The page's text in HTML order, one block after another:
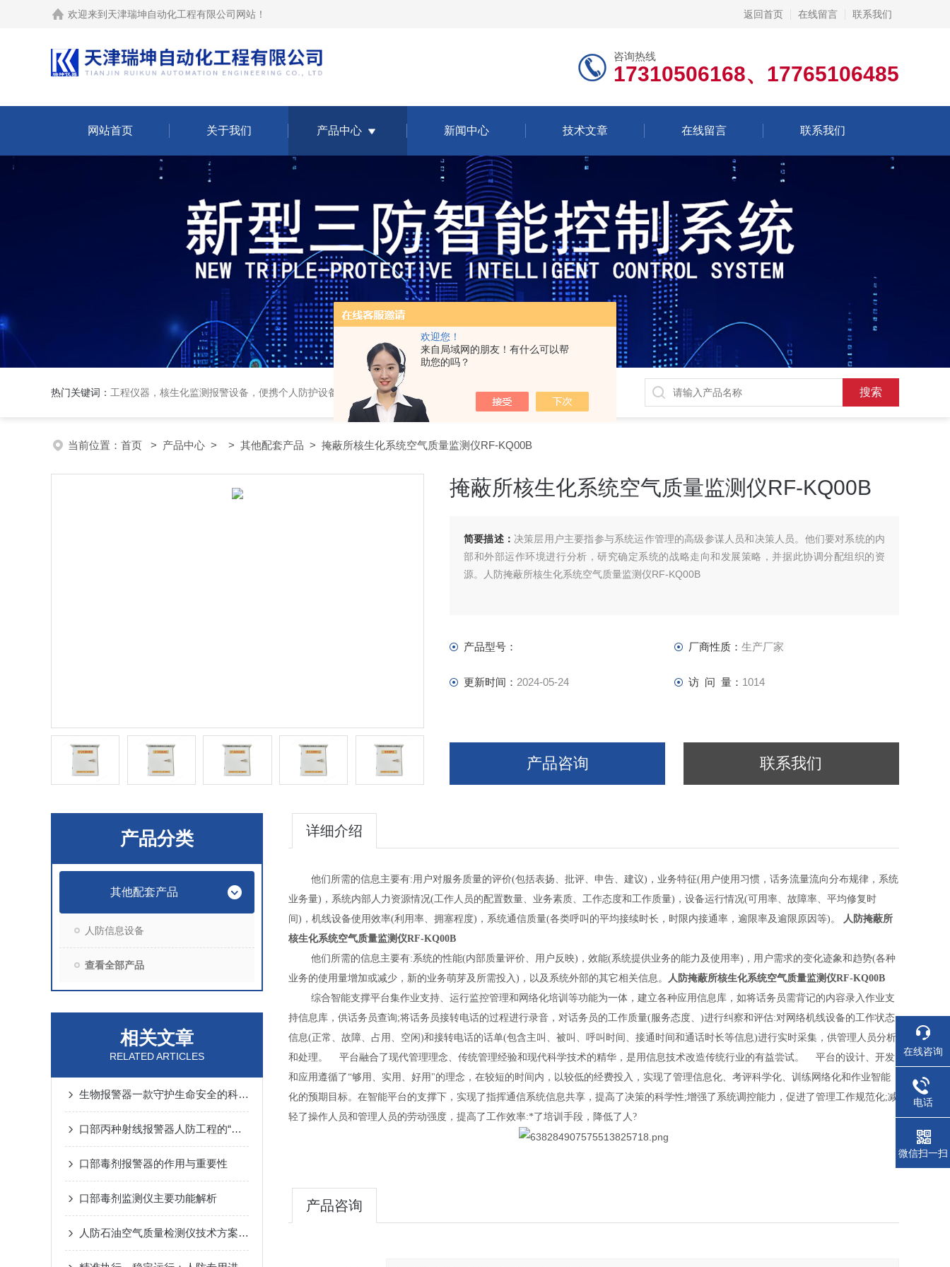
欢迎您！
来自局域网的朋友！有什么可以帮
助您的吗？
欢迎来到 天津瑞坤自动化工程有限公司网站 ！ 返回首页 在线留言 联系我们
咨询热线
17310506168、17765106485
网站首页 关于我们 产品中心 新闻中心 技术文章 在线留言 联系我们
热门关键词： 工程仪器，核生化监测报警设备，便携个人防护设备，车载三防系统，
当前位置： 首页 > 产品中心 > > 其他配套产品 > 掩蔽所核生化系统空气质量监测仪RF-KQ00B
掩蔽所核生化系统空气质量监测仪RF-KQ00B
简要描述： 决策层用户主要指参与系统运作管理的高级参谋人员和决策人员。他们要对系统的内
部和外部运作环境进行分析，研究确定系统的战略走向和发展策略，并据此协调分配组织的资
源。人防掩蔽所核生化系统空气质量监测仪RF-KQ00B
产品型号： 厂商性质： 生产厂家
更新时间： 2024-05-24 访 问 量： 1014
产品咨询 联系我们
产品分类
其他配套产品
人防信息设备
查看全部产品
相关文章
RELATED ARTICLES
生物报警器一款守护生命安全的科技哨兵
口部丙种射线报警器人防工程的“核生化”哨兵
口部毒剂报警器的作用与重要性
口部毒剂监测仪主要功能解析
人防石油空气质量检测仪技术方案汇总
详细介绍
他们所需的信息主要有:用户对服务质量的评价(包括表扬、批评、申告、建议)，业务特征(用户使用习惯，话务流量流向分布规律，系统
业务量)，系统内部人力资源情况(工作人员的配置数量、业务素质、工作态度和工作质量)，设备运行情况(可用率、故障率、平均修复时
间)，机线设备使用效率(利用率、拥塞程度)，系统通信质量(各类呼叫的平均接续时长，时限内接通率，逾限率及逾限原因等)。
人防掩蔽所
核生化系统空气质量监测仪RF-KQ00B
他们所需的信息主要有:系统的性能(内部质量评价、用户反映)，效能(系统提供业务的能力及使用率)，用户需求的变化迹象和趋势(各种
业务的使用量增加或减少，新的业务萌芽及所需投入)，以及系统外部的其它相关信息。
人防掩蔽所核生化系统空气质量监测仪RF-KQ00B
综合智能支撑平台集作业支持、运行监控管理和网络化培训等功能为一体，建立各种应用信息库，如将话务员需背记的内容录入作业支
持信息库，供话务员查询;将话务员接转电话的过程进行录音，对话务员的工作质量(服务态度、)进行纠察和评估:对网络机线设备的工作状态
信息(正常、故障、占用、空闲)和接转电话的话单(包含主叫、被叫、呼叫时间、接通时间和通话时长等信息)进行实时采集，供管理人员分析
和处理。 平台融合了现代管理理念、传统管理经验和现代科学技术的精华，是用信息技术改造传统行业的有益尝试。 平台的设计、开发
和应用遵循了“够用、实用、好用"的理念，在较短的时间内，以较低的经费投入，实现了管理信息化、考评科学化、训练网络化和作业智能
化的预期目标。在智能平台的支撑下，实现了指挥通信系统信息共享，提高了决策的科学性;增强了系统调控能力，促进了管理工作规范化;减
轻了操作人员和管理人员的劳动强度，提高了工作效率:*了培训手段，降低了人?
产品咨询
在线咨询
电话
微信扫一扫